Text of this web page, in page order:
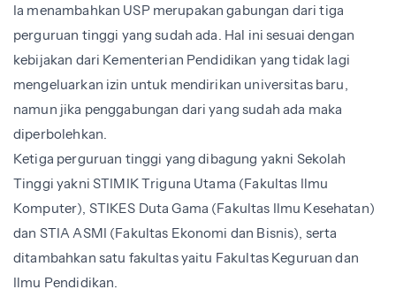
Ia menambahkan USP merupakan gabungan dari tiga
perguruan tinggi yang sudah ada. Hal ini sesuai dengan
kebijakan dari Kementerian Pendidikan yang tidak lagi
mengeluarkan izin untuk mendirikan universitas baru,
namun jika penggabungan dari yang sudah ada maka
diperbolehkan.
Ketiga perguruan tinggi yang dibagung yakni Sekolah
Tinggi yakni STIMIK Triguna Utama (Fakultas Ilmu
Komputer), STIKES Duta Gama (Fakultas Ilmu Kesehatan)
dan STIA ASMI (Fakultas Ekonomi dan Bisnis), serta
ditambahkan satu fakultas yaitu Fakultas Keguruan dan
Ilmu Pendidikan.